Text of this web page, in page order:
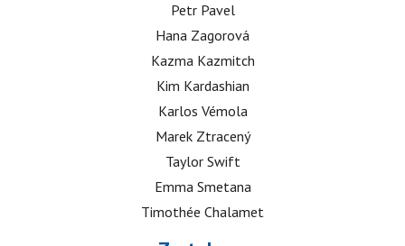
Petr Pavel
Hana Zagorová
Kazma Kazmitch
Kim Kardashian
Karlos Vémola
Marek Ztracený
Taylor Swift
Emma Smetana
Timothée Chalamet